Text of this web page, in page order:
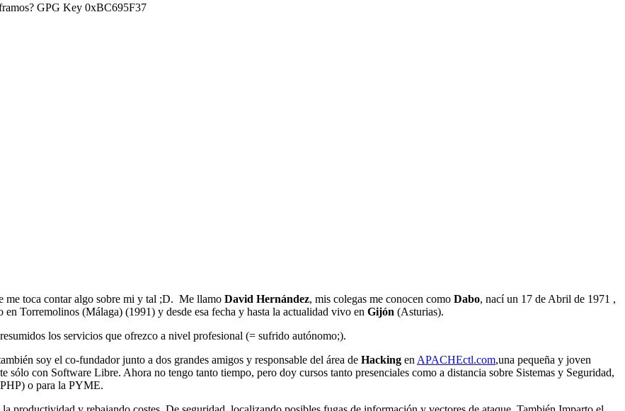
GPG Key 0xBC695F37
me toca contar algo sobre mi y tal ;D. Me llamo David Hernández, mis colegas me conocen como Dabo, nací un 17 de Abril de 1971 ,
Torremolinos (Málaga) (1991) y desde esa fecha y hasta la actualidad vivo en Gijón (Asturias).
los servicios que ofrezco a nivel profesional (= sufrido autónomo;).
soy el co-fundador junto a dos grandes amigos y responsable del área de Hacking en APACHEctl.com,una pequeña y joven
sólo con Software Libre. Ahora no tengo tanto tiempo, pero doy cursos tanto presenciales como a distancia sobre Sistemas y Seguridad,
o para la PYME.